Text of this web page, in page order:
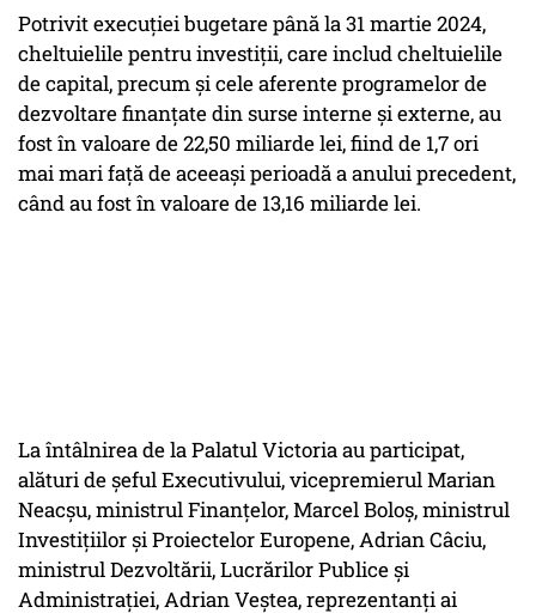
Potrivit execuției bugetare până la 31 martie 2024,
cheltuielile pentru investiții, care includ cheltuielile
de capital, precum și cele aferente programelor de
dezvoltare finanțate din surse interne și externe, au
fost în valoare de 22,50 miliarde lei, fiind de 1,7 ori
mai mari față de aceeași perioadă a anului precedent,
când au fost în valoare de 13,16 miliarde lei.
La întâlnirea de la Palatul Victoria au participat,
alături de șeful Executivului, vicepremierul Marian
Neacșu, ministrul Finanțelor, Marcel Boloș, ministrul
Investițiilor și Proiectelor Europene, Adrian Câciu,
ministrul Dezvoltării, Lucrărilor Publice și
Administrației, Adrian Veștea, reprezentanți ai